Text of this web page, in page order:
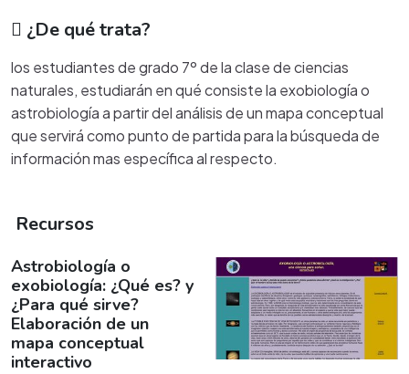
¿De qué trata?
los estudiantes de grado 7º de la clase de ciencias
naturales, estudiarán en qué consiste la exobiología o
astrobiología a partir del análisis de un mapa conceptual
que servirá como punto de partida para la búsqueda de
información mas específica al respecto.
Recursos
Astrobiología o
exobiología: ¿Qué es? y
¿Para qué sirve?
Elaboración de un
mapa conceptual
interactivo